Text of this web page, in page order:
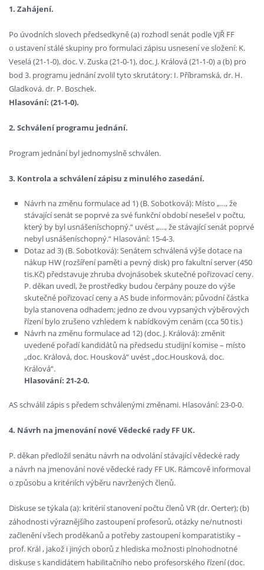
1. Zahájení.
Po úvodních slovech předsedkyně (a) rozhodl senát podle VJŘ FF
o ustavení stálé skupiny pro formulaci zápisu usnesení ve složení: K.
Veselá (21-1-0), doc. V. Zuska (21-0-1), doc. J. Králová (21-1-0) a (b) pro
bod 3. programu jednání zvolil tyto skrutátory: I. Příbramská, dr. H.
Gladková. dr. P. Boschek.
Hlasování: (21-1-0).
2. Schválení programu jednání.
Program jednání byl jednomyslně schválen.
3. Kontrola a schválení zápisu z minulého zasedání.
Návrh na změnu formulace ad 1) (B. Sobotková): Místo „…, že
stávající senát se poprvé za své funkční období nesešel v počtu,
který by byl usnášeníschopný.“ uvést „…, že stávající senát poprvé
nebyl usnášeníschopný.“ Hlasování: 15-4-3.
Dotaz ad 3) (B. Sobotková): Senátem schválená výše dotace na
nákup HW (rozšíření paměti a pevný disk) pro fakultní server (450
tis.Kč) představuje zhruba dvojnásobek skutečné pořizovací ceny.
P. děkan uvedl, že prostředky budou čerpány pouze do výše
skutečné pořizovací ceny a AS bude informován; původní částka
byla stanovena odhadem; jedno ze dvou vypsaných výběrových
řízení bylo zrušeno vzhledem k nabídkovým cenám (cca 50 tis.)
Návrh na změnu formulace ad 12) (doc. J. Králová): změnit
uvedené pořadí kandidátů na předsedu studijní komise – místo
„doc. Králová, doc. Housková“ uvést „doc.Housková, doc.
Králová“.
Hlasování: 21-2-0.
AS schválil zápis s předem schválenými změnami. Hlasování: 23-0-0.
4. Návrh na jmenování nové Vědecké rady FF UK.
P. děkan předložil senátu návrh na odvolání stávající vědecké rady
a návrh na jmenování nové vědecké rady FF UK. Rámcově informoval
o způsobu a kritériích výběru navržených členů.
Diskuse se týkala (a): kritérií stanovení počtu členů VR (dr. Oerter); (b)
záhodnosti výraznějšího zastoupení profesorů, otázky ne/nutnosti
začlenění všech proděkanů a potřeby zastoupení komparatistiky –
prof. Král , jakož i jiných oborů z hlediska možnosti plnohodnotné
diskuse s kandidátem habilitačního nebo profesorského řízení (doc.